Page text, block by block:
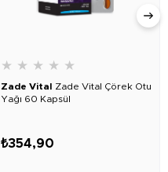
★ ★ ★ ★ ★
Zade Vital Zade Vital Çörek Otu
Yağı 60 Kapsül
₺354,90